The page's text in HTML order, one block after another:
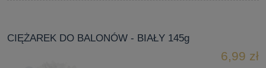
CIĘŻAREK DO BALONÓW - BIAŁY 145g
6,99 zł